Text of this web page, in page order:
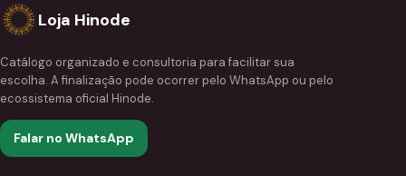
Loja Hinode
Catálogo organizado e consultoria para facilitar sua
escolha. A finalização pode ocorrer pelo WhatsApp ou pelo
ecossistema oficial Hinode.
Falar no WhatsApp